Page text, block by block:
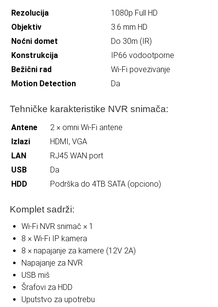
Rezolucija
1080p Full HD
Objektiv
3.6 mm HD
Noćni domet
Do 30m (IR)
Konstrukcija
IP66 vodootporne
Bežični rad
Wi-Fi povezivanje
Motion Detection
Da
Tehničke karakteristike NVR snimača:
Antene
2 × omni Wi-Fi antene
Izlazi
HDMI, VGA
LAN
RJ45 WAN port
USB
Da
HDD
Podrška do 4TB SATA (opciono)
Komplet sadrži:
Wi-Fi NVR snimač × 1
8 × Wi-Fi IP kamera
8 × napajanje za kamere (12V 2A)
Napajanje za NVR
USB miš
Šrafovi za HDD
Uputstvo za upotrebu